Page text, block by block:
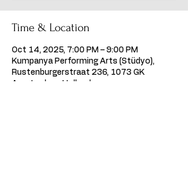
Time & Location
Oct 14, 2025, 7:00 PM – 9:00 PM
Kumpanya Performing Arts (Stüdyo),
Rustenburgerstraat 236, 1073 GK
Amsterdam, Hollanda